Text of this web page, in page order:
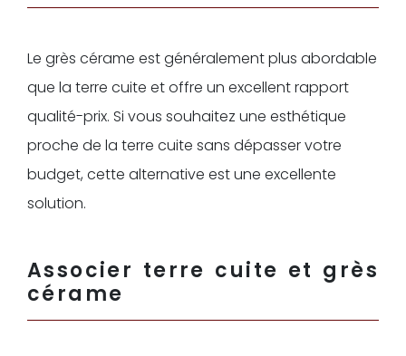
Le grès cérame est généralement plus abordable
que la terre cuite et offre un excellent rapport
qualité-prix. Si vous souhaitez une esthétique
proche de la terre cuite sans dépasser votre
budget, cette alternative est une excellente
solution.
Associer terre cuite et grès
cérame